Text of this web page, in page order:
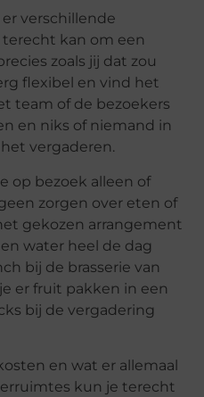
verschillende
kan om een
zoals jij dat zou
flexibel en vind het
team of de bezoekers
en niks of niemand in
vergaderen.
op bezoek alleen of
zorgen over eten of
gekozen arrangement
water heel de dag
bij de brasserie van
er fruit pakken in een
bij de vergadering
en wat er allemaal
kun je terecht